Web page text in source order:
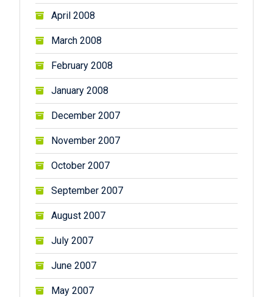
April 2008
March 2008
February 2008
January 2008
December 2007
November 2007
October 2007
September 2007
August 2007
July 2007
June 2007
May 2007